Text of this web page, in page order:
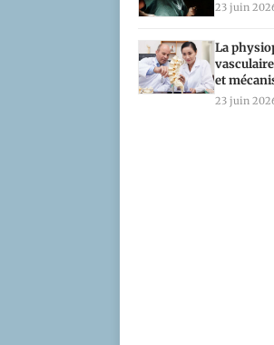
23 juin
La
et
23 juin